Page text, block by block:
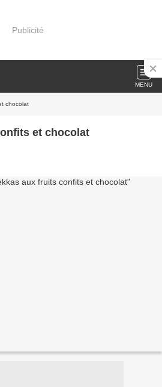
Publicité
MENU
chocolat
et chocolat